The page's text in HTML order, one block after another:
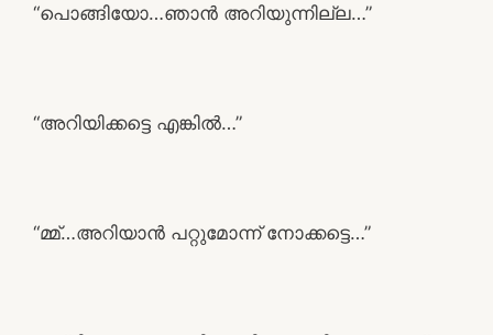
“പൊങ്ങിയോ…ഞാൻ അറിയുന്നില്ല…”
“അറിയിക്കട്ടെ എങ്കിൽ…”
“മ്മ്…അറിയാൻ പറ്റുമോന്ന് നോക്കട്ടെ…”